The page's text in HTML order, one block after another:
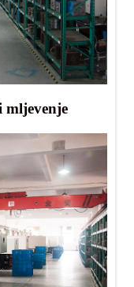
mljevenje